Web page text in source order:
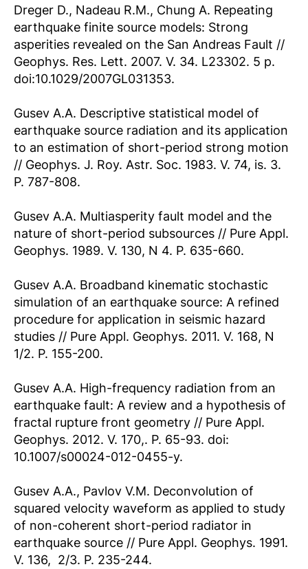
Dreger D., Nadeau R.M., Chung A. Repeating
earthquake finite source models: Strong
asperities revealed on the San Andreas Fault //
Geophys. Res. Lett. 2007. V. 34. L23302. 5 p.
doi:10.1029/2007GL031353.
Gusev A.A. Descriptive statistical model of
earthquake source radiation and its application
to an estimation of short-period strong motion
// Geophys. J. Roy. Astr. Soc. 1983. V. 74, is. 3.
P. 787-808.
Gusev A.A. Multiasperity fault model and the
nature of short-period subsources // Pure Appl.
Geophys. 1989. V. 130, N 4. P. 635-660.
Gusev A.A. Broadband kinematic stochastic
simulation of an earthquake source: A refined
procedure for application in seismic hazard
studies // Pure Appl. Geophys. 2011. V. 168, N
1/2. P. 155-200.
Gusev A.A. High-frequency radiation from an
earthquake fault: A review and a hypothesis of
fractal rupture front geometry // Pure Appl.
Geophys. 2012. V. 170,. P. 65-93. doi:
10.1007/s00024-012-0455-y.
Gusev A.A., Pavlov V.M. Deconvolution of
squared velocity waveform as applied to study
of non-coherent short-period radiator in
earthquake source // Pure Appl. Geophys. 1991.
V. 136,  2/3. P. 235-244.